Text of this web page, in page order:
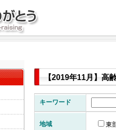
【2019年11月】高
キーワード
地域 東